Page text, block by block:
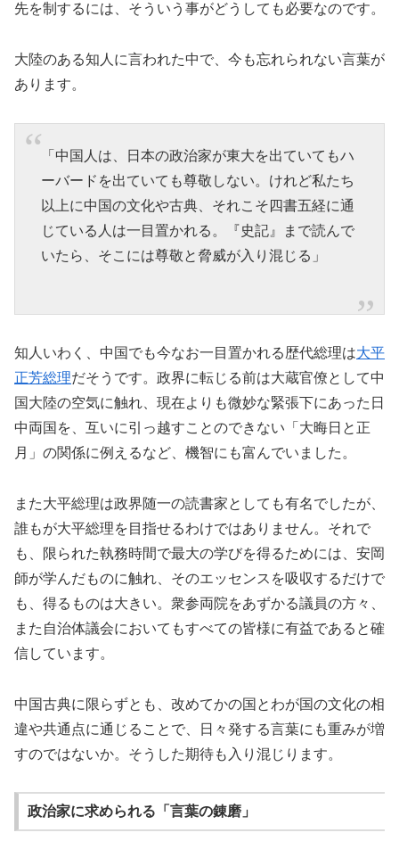
先を制するには、そういう事がどうしても必要なのです。
大陸のある知人に言われた中で、今も忘れられない言葉が
あります。
「中国人は、日本の政治家が東大を出ていてもハ
ーバードを出ていても尊敬しない。けれど私たち
以上に中国の文化や古典、それこそ四書五経に通
じている人は一目置かれる。『史記』まで読んで
いたら、そこには尊敬と脅威が入り混じる」
知人いわく、中国でも今なお一目置かれる歴代総理は大平
正芳総理だそうです。政界に転じる前は大蔵官僚として中
国大陸の空気に触れ、現在よりも微妙な緊張下にあった日
中両国を、互いに引っ越すことのできない「大晦日と正
月」の関係に例えるなど、機智にも富んでいました。
また大平総理は政界随一の読書家としても有名でしたが、
誰もが大平総理を目指せるわけではありません。それで
も、限られた執務時間で最大の学びを得るためには、安岡
師が学んだものに触れ、そのエッセンスを吸収するだけで
も、得るものは大きい。衆参両院をあずかる議員の方々、
また自治体議会においてもすべての皆様に有益であると確
信しています。
中国古典に限らずとも、改めてかの国とわが国の文化の相
違や共通点に通じることで、日々発する言葉にも重みが増
すのではないか。そうした期待も入り混じります。
政治家に求められる「言葉の錬磨」